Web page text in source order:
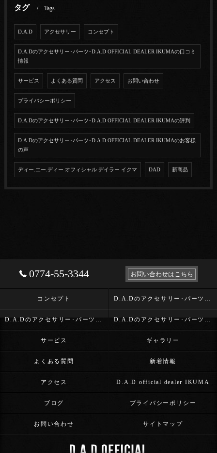
タグ Tags
D.A.D アクセサリー コンセプト
D.A.Dのアクセサリー･パーツ･D.A.D OFFICIAL DEALER IKUMAの口コミ
情報
サービス よくある質問 アクセス お問い合わせ
プライバシーポリシー
D.A.Dのアクセサリー･パーツ･D.A.D OFFICIAL DEALER IKUMAの評判
D.A.Dのアクセサリー･パーツ･D.A.D OFFICIAL DEALER IKUMAのお客様
の声
ディー.エー.ディー オフィシャル デイラー イクマ DAD 新商品
0774-55-3344 お問い合わせはこちら
コンセプト D.A.Dのアクセサリー･パーツ･D.A.D OFFICIAL DEALER IKUMAの口コミ情報
D.A.Dのアクセサリー･パーツ･D.A.D OFFICIAL DEALER IKUMAの評判 D.A.Dのアクセサリー･パーツ･D.A.D OFFICIAL DEALER IKUMAのお客様の声
サービス ギャラリー
よくある質問 新着情報
アクセス D.A.D official dealer IKUMA
ブログ プライバシーポリシー
お問い合わせ サイトマップ